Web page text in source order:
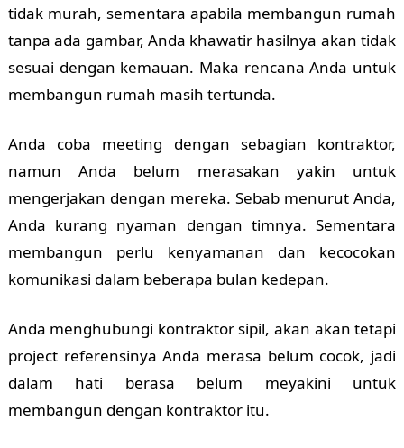
tidak murah, sementara apabila membangun rumah
tanpa ada gambar, Anda khawatir hasilnya akan tidak
sesuai dengan kemauan. Maka rencana Anda untuk
membangun rumah masih tertunda.
Anda coba meeting dengan sebagian kontraktor,
namun Anda belum merasakan yakin untuk
mengerjakan dengan mereka. Sebab menurut Anda,
Anda kurang nyaman dengan timnya. Sementara
membangun perlu kenyamanan dan kecocokan
komunikasi dalam beberapa bulan kedepan.
Anda menghubungi kontraktor sipil, akan akan tetapi
project referensinya Anda merasa belum cocok, jadi
dalam hati berasa belum meyakini untuk
membangun dengan kontraktor itu.